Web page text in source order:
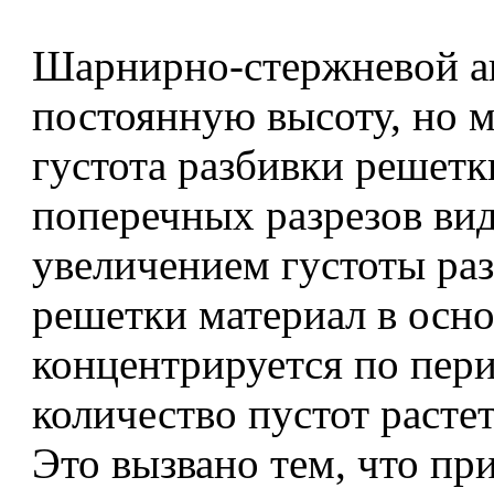
Шарнирно-стержневой
постоянную высоту, но
густота разбивки
поперечных разрезов
увеличением густоты
решетки материал в
концентрируется по
количество пустот
Это вызвано тем, что